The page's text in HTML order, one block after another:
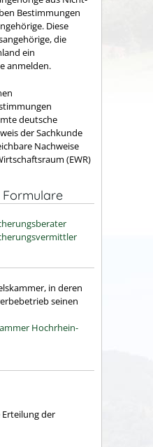
Bestimmungen
Diese
die
ein
anmelden.
deutsche
der Sachkunde
Nachweise
(EWR)
in deren
seinen
Hochrhein-
der